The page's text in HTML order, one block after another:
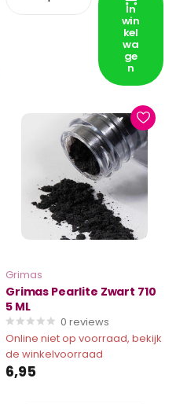
In
win
kel
wa
ge
n
Grimas
Grimas Pearlite Zwart 710
5 ML
0 reviews
Online niet op voorraad, bekijk
de winkelvoorraad
6,95